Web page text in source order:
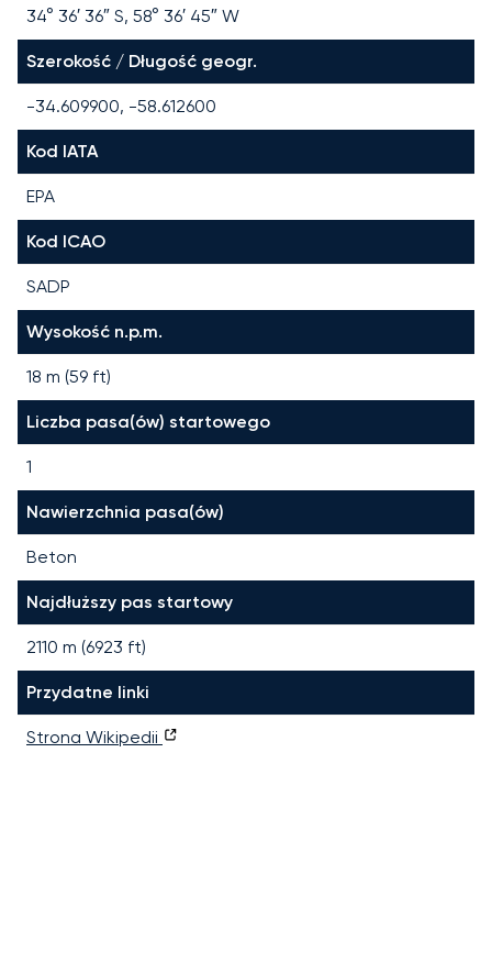
34° 36′ 36″ S, 58° 36′ 45″ W
Szerokość / Długość geogr.
-34.609900, -58.612600
Kod IATA
EPA
Kod ICAO
SADP
Wysokość n.p.m.
18 m (59 ft)
Liczba pasa(ów) startowego
1
Nawierzchnia pasa(ów)
Beton
Najdłuższy pas startowy
2110 m (6923 ft)
Przydatne linki
Strona Wikipedii